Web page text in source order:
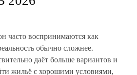
часто воспринимаются как
обычно сложнее.
даёт больше вариантов и
жильё с хорошими условиями,